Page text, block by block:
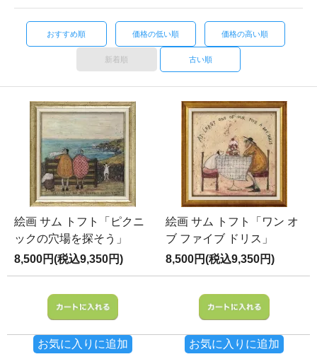
おすすめ順 価格の低い順 価格の高い順
新着順 古い順
絵画 サム トフト「ピクニ
ックの穴場を探そう」
8,500円(税込9,350円)
お気に入りに追加
絵画 サム トフト「ワン オ
ブ ファイブ ドリス」
8,500円(税込9,350円)
お気に入りに追加